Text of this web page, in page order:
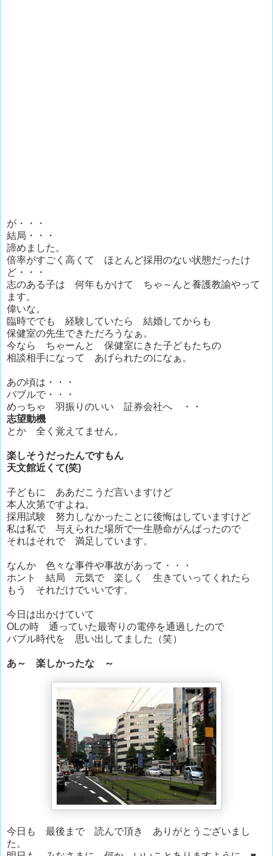
が・・・
結局・・・
諦めました。
倍率がすごく高くて ほとんど採用のない状態だったけ
ど・・・
志のある子は 何年もかけて ちゃ～んと養護教諭やって
ます。
偉いな。
臨時ででも 経験していたら 結婚してからも
保健室の先生できただろうなぁ。
今なら ちゃーんと 保健室にきた子どもたちの
相談相手になって あげられたのになぁ。
あの頃は・・・
バブルで・・・
めっちゃ 羽振りのいい 証券会社へ ・・
志望動機
とか 全く覚えてません。
楽しそうだったんですもん
天文館近くて(笑)
子どもに ああだこうだ言いますけど
本人次第ですよね。
採用試験 努力しなかったことに後悔はしていますけど
私は私で 与えられた場所で一生懸命がんばったので
それはそれで 満足しています。
なんか 色々な事件や事故があって・・・
ホント 結局 元気で 楽しく 生きていってくれたら
もう それだけでいいです。
今日は出かけていて
OLの時 通っていた最寄りの電停を通過したので
バブル時代を 思い出してました（笑）
あ～ 楽しかったな ～
今日も 最後まで 読んで頂き ありがとうございまし
た。